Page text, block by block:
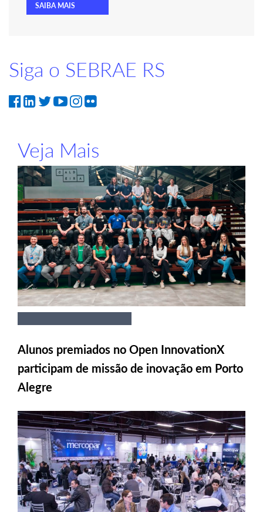
SAIBA MAIS
Siga o SEBRAE RS
Veja Mais
Alunos premiados no Open InnovationX
participam de missão de inovação em Porto
Alegre